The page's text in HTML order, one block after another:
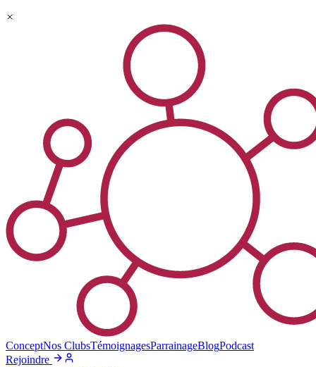
ConceptNos ClubsTémoignagesParrainageBlogPodcast
Rejoindre